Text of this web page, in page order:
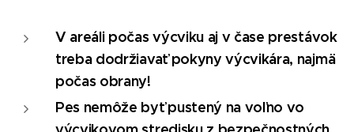
V areáli počas výcviku aj v čase prestávok
treba dodržiavať pokyny výcvikára, najmä
počas obrany!
Pes nemôže byť pustený na voľno vo